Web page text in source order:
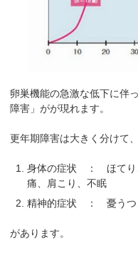
卵巣機能の急激な低下に伴
障害」がが現れます。
更年期障害は大きく分けて、
身体の症状 ： ほてり
痛、肩こり、不眠
精神的症状 ： 憂うつ
があります。